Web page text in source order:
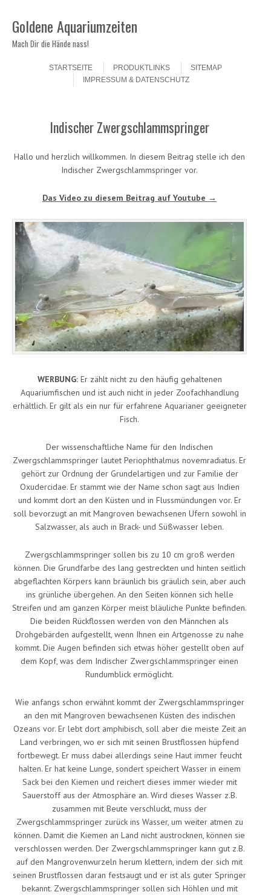
Goldene Aquariumzeiten
Mach Dir die Hände nass!
STARTSEITE
PRODUKTLINKS
SITEMAP
IMPRESSUM & DATENSCHUTZ
Indischer Zwergschlammspringer
Hallo und herzlich willkommen. In diesem Beitrag stelle ich den
Indischer Zwergschlammspringer vor.
Das Video zu diesem Beitrag auf Youtube →
WERBUNG:Er zählt nicht zu den häufig gehaltenen
Aquariumfischen und ist auch nicht in jeder Zoofachhandlung
erhältlich. Er gilt als ein nur für erfahrene Aquarianer geeigneter
Fisch.
Der wissenschaftliche Name für den Indischen
Zwergschlammspringer lautet Periophthalmus novemradiatus. Er
gehört zur Ordnung der Grundelartigen und zur Familie der
Oxudercidae. Er stammt wie der Name schon sagt aus Indien
und kommt dort an den Küsten und in Flussmündungen vor. Er
soll bevorzugt an mit Mangroven bewachsenen Ufern sowohl in
Salzwasser, als auch in Brack- und Süßwasser leben.
Zwergschlammspringer sollen bis zu 10 cm groß werden
können. Die Grundfarbe des lang gestreckten und hinten seitlich
abgeflachten Körpers kann bräunlich bis gräulich sein, aber auch
ins grünliche übergehen. An den Seiten können sich helle
Streifen und am ganzen Körper meist bläuliche Punkte befinden.
Die beiden Rückflossen werden von den Männchen als
Drohgebärden aufgestellt, wenn Ihnen ein Artgenosse zu nahe
kommt. Die Augen befinden sich etwas höher gestellt oben auf
dem Kopf, was dem Indischer Zwergschlammspringer einen
Rundumblick ermöglicht.
Wie anfangs schon erwähnt kommt der Zwergschlammspringer
an den mit Mangroven bewachsenen Küsten des indischen
Ozeans vor. Er lebt dort amphibisch, soll aber die meiste Zeit an
Land verbringen, wo er sich mit seinen Brustflossen hüpfend
fortbewegt. Er muss dabei allerdings seine Haut immer feucht
halten. Er hat keine Lunge, sondert speichert Wasser in einem
Sack bei den Kiemen und reichert dieses immer wieder mit
Sauerstoff aus der Atmosphäre an. Wird dieses Wasser z.B.
zusammen mit Beute verschluckt, muss der
Zwergschlammspringer zurück ins Wasser, um weiter atmen zu
können. Damit die Kiemen an Land nicht austrocknen, können sie
verschlossen werden. Der Zwergschlammspringer kann gut z.B.
auf den Mangrovenwurzeln herum klettern, indem der sich mit
seinen Brustflossen daran festsaugt und er ist als guter Springer
bekannt. Zwergschlammspringer sollen sich Höhlen und mit